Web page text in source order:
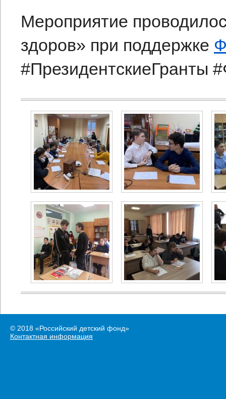
Мероприятие
здоров» при поддержке
#ПрезидентскиеГранты
© 2018 «Российский детский фонд»
Контактная информация